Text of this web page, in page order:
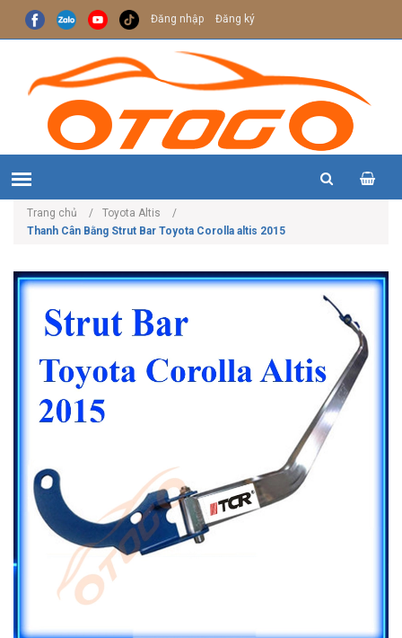
Đăng nhập Đăng ký
Trang chủ
Toyota Altis
Thanh Cân Bằng Strut Bar Toyota Corolla altis 2015